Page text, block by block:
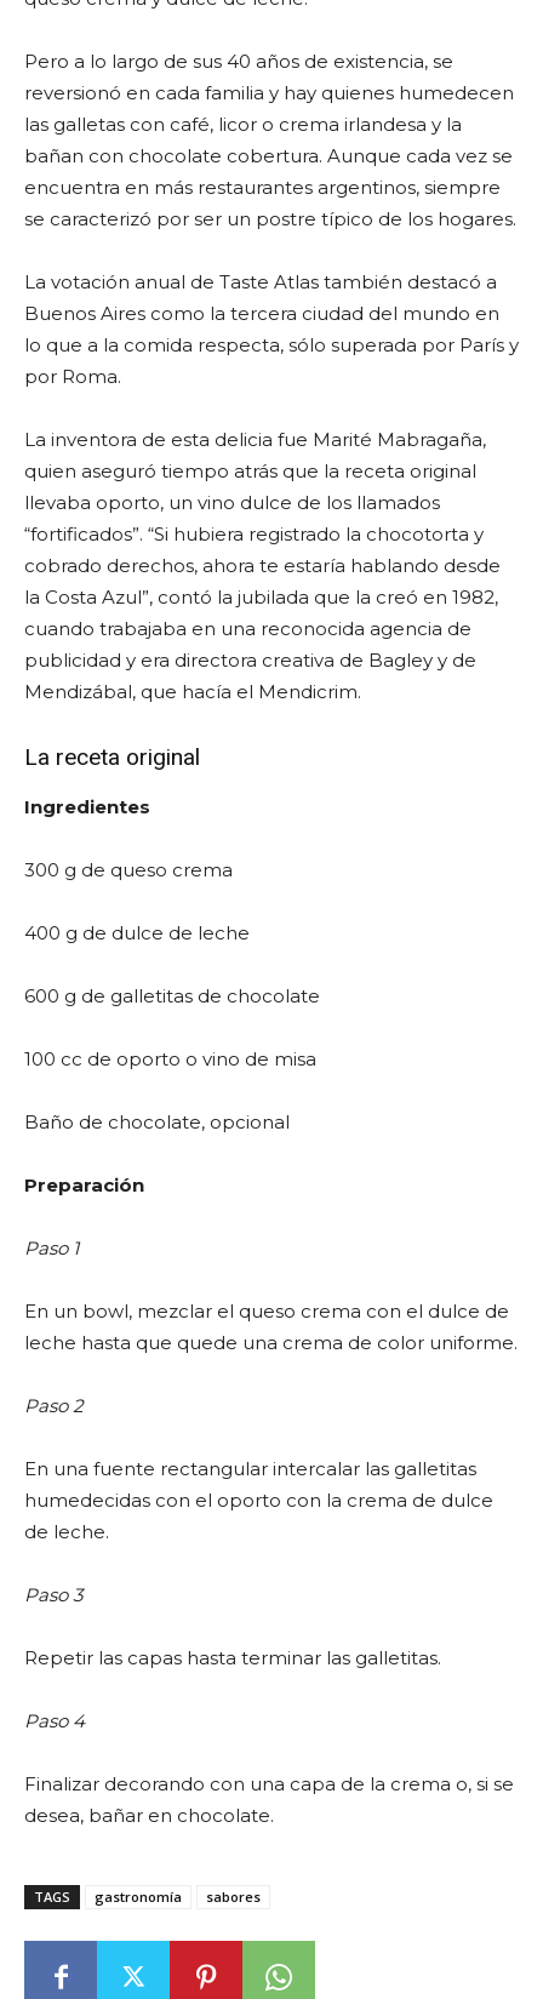
Pero a lo largo de sus 40 años de existencia, se
reversionó en cada familia y hay quienes humedecen
las galletas con café, licor o crema irlandesa y la
bañan con chocolate cobertura. Aunque cada vez se
encuentra en más restaurantes argentinos, siempre
se caracterizó por ser un postre típico de los hogares.
La votación anual de Taste Atlas también destacó a
Buenos Aires como la tercera ciudad del mundo en
lo que a la comida respecta, sólo superada por París y
por Roma.
La inventora de esta delicia fue Marité Mabragaña,
quien aseguró tiempo atrás que la receta original
llevaba oporto, un vino dulce de los llamados
“fortificados”. “Si hubiera registrado la chocotorta y
cobrado derechos, ahora te estaría hablando desde
la Costa Azul”, contó la jubilada que la creó en 1982,
cuando trabajaba en una reconocida agencia de
publicidad y era directora creativa de Bagley y de
Mendizábal, que hacía el Mendicrim.
La receta original
Ingredientes
300 g de queso crema
400 g de dulce de leche
600 g de galletitas de chocolate
100 cc de oporto o vino de misa
Baño de chocolate, opcional
Preparación
Paso 1
En un bowl, mezclar el queso crema con el dulce de
leche hasta que quede una crema de color uniforme.
Paso 2
En una fuente rectangular intercalar las galletitas
humedecidas con el oporto con la crema de dulce
de leche.
Paso 3
Repetir las capas hasta terminar las galletitas.
Paso 4
Finalizar decorando con una capa de la crema o, si se
desea, bañar en chocolate.
TAGS gastronomía sabores